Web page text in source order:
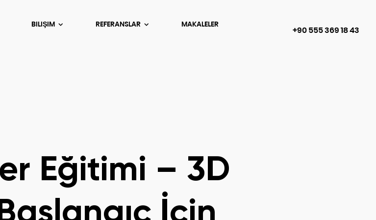
BILIŞIM REFERANSLAR
MAKALELER
+90 555 369 18 43
Eğitimi – 3D
İçin